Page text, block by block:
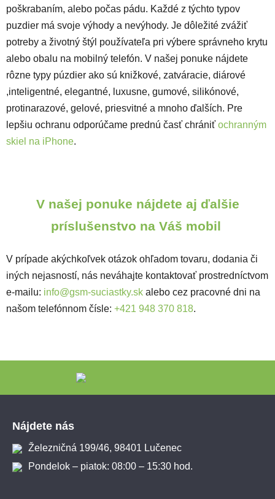
poškrabaním, alebo počas pádu. Každé z týchto typov
puzdier má svoje výhody a nevýhody. Je dôležité zvážiť
potreby a životný štýl používateľa pri výbere správneho krytu
alebo obalu na mobilný telefón. V našej ponuke nájdete
rôzne typy púzdier ako sú knižkové, zatváracie, diárové
,inteligentné, elegantné, luxusne, gumové, silikónové,
protinarazové, gelové, priesvitné a mnoho ďalších. Pre
lepšiu ochranu odporúčame prednú časť chrániť ochranným
skiel na iPhone.
V našej ponuke nájdete aj ďalšie
príslušenstvo na Váš mobil
V prípade akýchkoľvek otázok ohľadom tovaru, dodania či
iných nejasností, nás neváhajte kontaktovať prostredníctvom
e-mailu: info@gsm-suciastky.sk alebo cez pracovné dni na
našom telefónnom čísle: +421 948 370 818.
Nájdete nás
Železničná 199/46, 98401 Lučenec
Pondelok – piatok: 08:00 – 15:30 hod.